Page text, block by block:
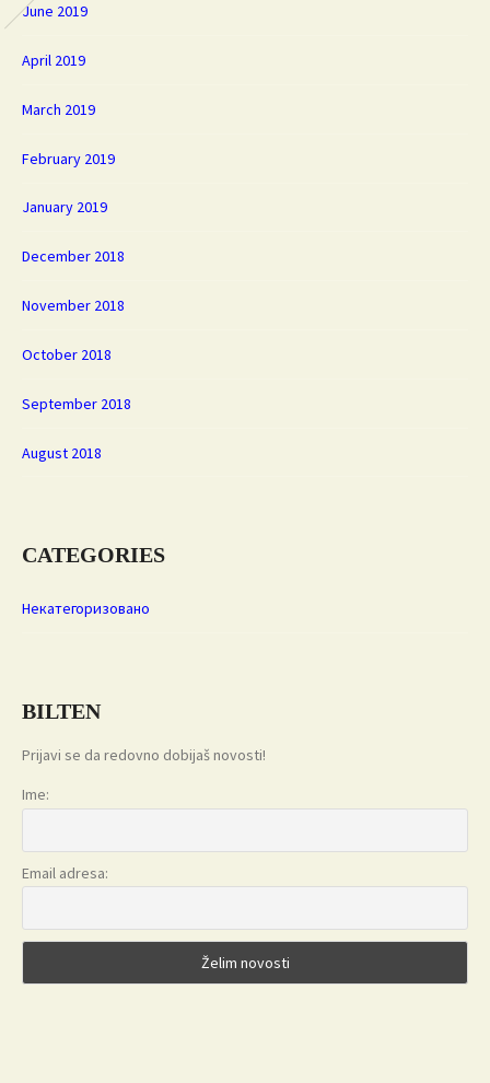
June 2019
April 2019
March 2019
February 2019
January 2019
December 2018
November 2018
October 2018
September 2018
August 2018
CATEGORIES
Некатегоризовано
BILTEN
Prijavi se da redovno dobijaš novosti!
Ime:
Email adresa: